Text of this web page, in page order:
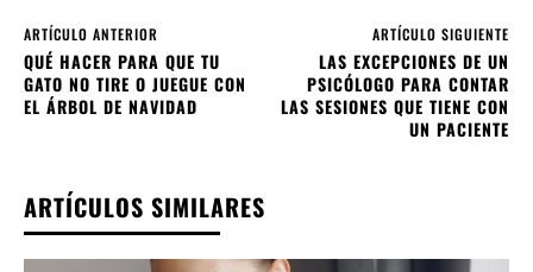
ARTÍCULO ANTERIOR
QUÉ HACER PARA QUE TU
GATO NO TIRE O JUEGUE CON
EL ÁRBOL DE NAVIDAD
ARTÍCULO SIGUIENTE
LAS EXCEPCIONES DE UN
PSICÓLOGO PARA CONTAR
LAS SESIONES QUE TIENE CON
UN PACIENTE
ARTÍCULOS SIMILARES